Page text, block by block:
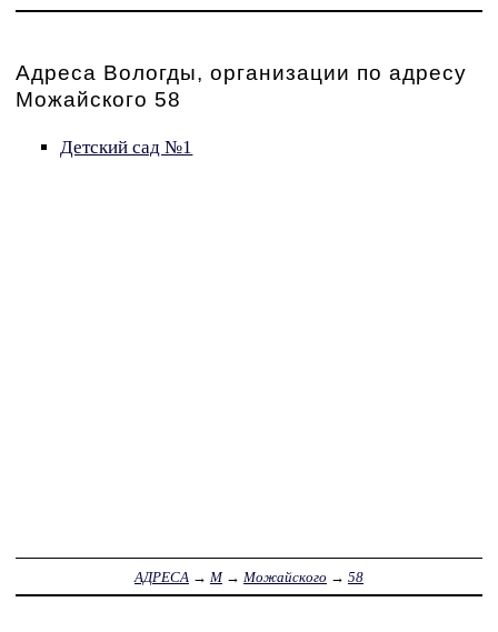
Адреса Вологды, организации по адресу
Можайского 58
Детский сад №1
АДРЕСА → М→ Можайского → 58